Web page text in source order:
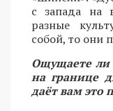
с запада на
разные
собой, то они
Ощущаете ли
на границе
даёт вам это